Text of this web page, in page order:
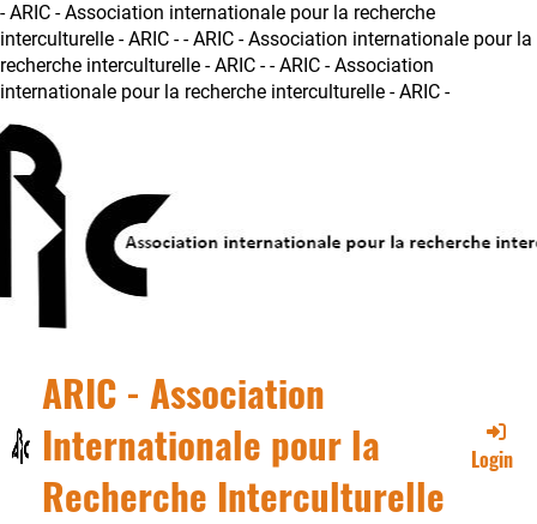
- ARIC - Association internationale pour la recherche
interculturelle - ARIC -- ARIC - Association internationale pour la
recherche interculturelle - ARIC - - ARIC - Association
internationale pour la recherche interculturelle - ARIC -
ARIC - Association
Internationale pour la
Recherche Interculturelle
Login